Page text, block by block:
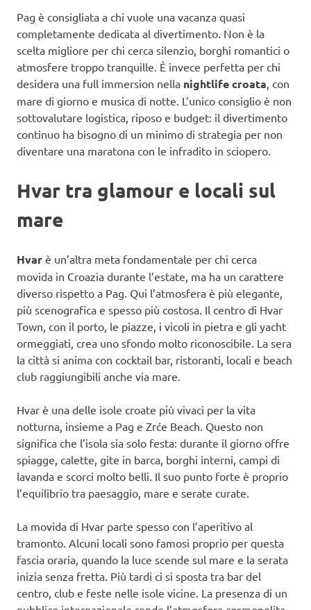
Pag è consigliata a chi vuole una vacanza quasi
completamente dedicata al divertimento. Non è la
scelta migliore per chi cerca silenzio, borghi romantici o
atmosfere troppo tranquille. È invece perfetta per chi
desidera una full immersion nella nightlife croata, con
mare di giorno e musica di notte. L’unico consiglio è non
sottovalutare logistica, riposo e budget: il divertimento
continuo ha bisogno di un minimo di strategia per non
diventare una maratona con le infradito in sciopero.
Hvar tra glamour e locali sul
mare
Hvar è un’altra meta fondamentale per chi cerca
movida in Croazia durante l’estate, ma ha un carattere
diverso rispetto a Pag. Qui l’atmosfera è più elegante,
più scenografica e spesso più costosa. Il centro di Hvar
Town, con il porto, le piazze, i vicoli in pietra e gli yacht
ormeggiati, crea uno sfondo molto riconoscibile. La sera
la città si anima con cocktail bar, ristoranti, locali e beach
club raggiungibili anche via mare.
Hvar è una delle isole croate più vivaci per la vita
notturna, insieme a Pag e Zrće Beach. Questo non
significa che l’isola sia solo festa: durante il giorno offre
spiagge, calette, gite in barca, borghi interni, campi di
lavanda e scorci molto belli. Il suo punto forte è proprio
l’equilibrio tra paesaggio, mare e serate curate.
La movida di Hvar parte spesso con l’aperitivo al
tramonto. Alcuni locali sono famosi proprio per questa
fascia oraria, quando la luce scende sul mare e la serata
inizia senza fretta. Più tardi ci si sposta tra bar del
centro, club e feste nelle isole vicine. La presenza di un